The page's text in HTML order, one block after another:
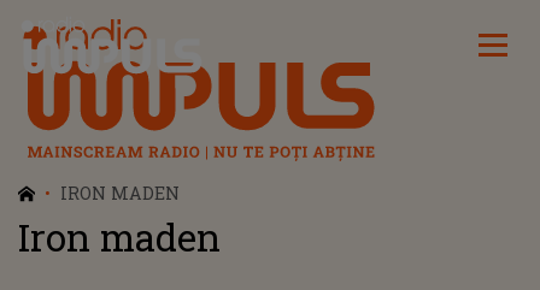
Radio Impuls
IRON MADEN
Iron maden